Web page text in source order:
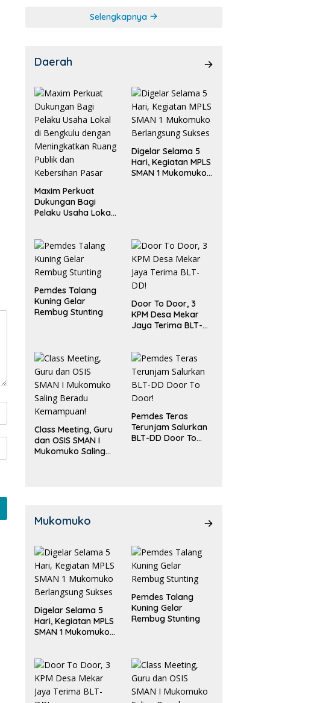
Selengkapnya
Daerah
Maxim Perkuat
Dukungan Bagi
Pelaku Usaha Lokal
Ruang Publik dan
Kebersihan Pasar
Digelar Selama 5
Hari, Kegiatan MPLS
SMAN 1 Mukomuko
Pemdes Talang
Kuning Gelar
Rembug Stunting
Door To Door, 3
KPM Desa Mekar
Jaya Terima BLT-
Class Meeting, Guru
dan OSIS SMAN I
Mukomuko Saling
Pemdes Teras
Terunjam Salurkan
BLT-DD Door To
Mukomuko
Digelar Selama 5
Hari, Kegiatan MPLS
SMAN 1 Mukomuko
Pemdes Talang
Kuning Gelar
Rembug Stunting